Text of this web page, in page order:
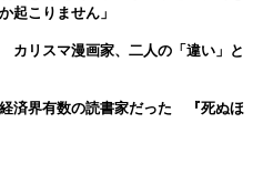
こりません」
リスマ漫画家、二人の「違い」と
済界有数の読書家だった 『死ぬほ